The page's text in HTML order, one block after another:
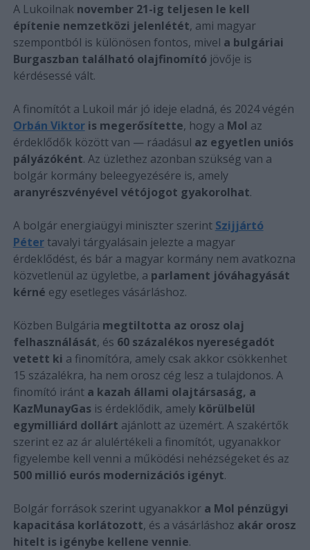
A Lukoilnak november 21-ig teljesen le kell
építenie nemzetközi jelenlétét, ami magyar
szempontból is különösen fontos, mivel a bulgáriai
Burgaszban található olajfinomító jövője is
kérdésessé vált.
A finomítót a Lukoil már jó ideje eladná, és 2024 végén
Orbán Viktoris megerősítette, hogy a Mol az
érdeklődők között van — ráadásul az egyetlen uniós
pályázóként. Az üzlethez azonban szükség van a
bolgár kormány beleegyezésére is, amely
aranyrészvényével vétójogot gyakorolhat.
A bolgár energiaügyi miniszter szerint Szijjártó
Pétertavalyi tárgyalásain jelezte a magyar
érdeklődést, és bár a magyar kormány nem avatkozna
közvetlenül az ügyletbe, a parlament jóváhagyását
kérné egy esetleges vásárláshoz.
Közben Bulgária megtiltotta az orosz olaj
felhasználását, és 60 százalékos nyereségadót
vetett ki a finomítóra, amely csak akkor csökkenhet
15 százalékra, ha nem orosz cég lesz a tulajdonos. A
finomító iránt a kazah állami olajtársaság, a
KazMunayGasis érdeklődik, amely körülbelül
egymilliárd dollárt ajánlott az üzemért. A szakértők
szerint ez az ár alulértékeli a finomítót, ugyanakkor
figyelembe kell venni a működési nehézségeket és az
500 millió eurós modernizációs igényt.
Bolgár források szerint ugyanakkor a Mol pénzügyi
kapacitása korlátozott, és a vásárláshoz akár orosz
hitelt is igénybe kellene vennie.